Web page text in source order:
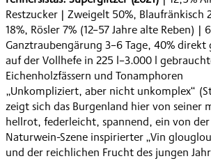
Restzucker | Zweigelt 50%, Blaufränkisch
18%, Rösler 7% (12–57 Jahre alte Reben) |
Ganztraubengärung 3–6 Tage, 40%
auf der Vollhefe in 225 l–3.000 l
Eichenholzfässern und Tonamphoren
„Unkompliziert, aber nicht unkomplex“
zeigt sich das Burgenland hier von seiner
hellrot, federleicht, spannend, ein von der
Naturwein-Szene inspirierter „Vin
und der reichlichen Frucht des jungen